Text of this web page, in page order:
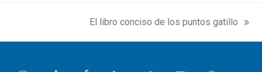
next
post:
El libro conciso de los puntos gatillo